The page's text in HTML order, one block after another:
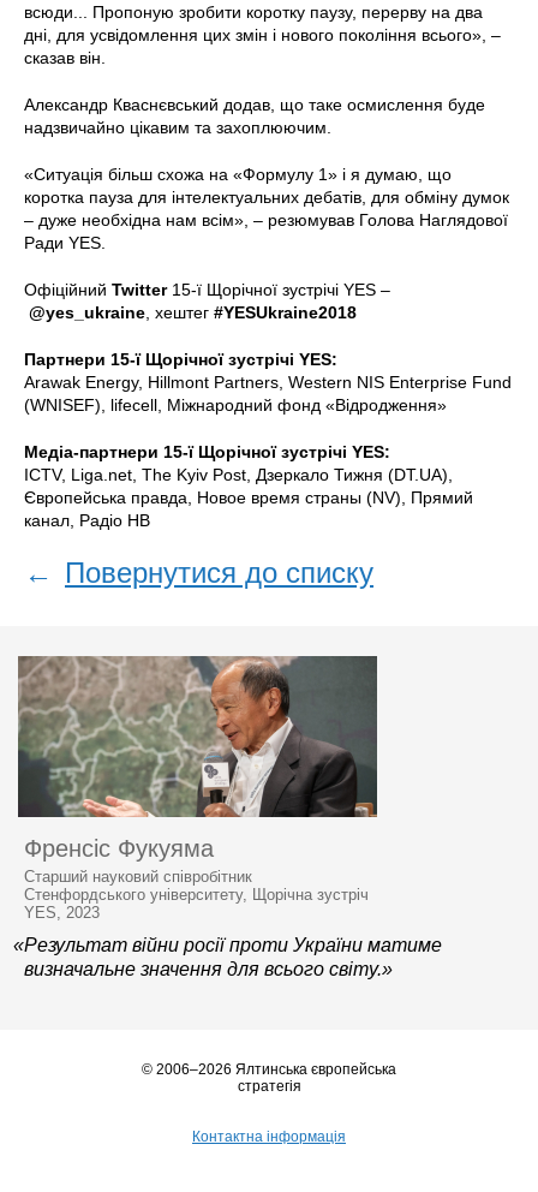
всюди... Пропоную зробити коротку паузу, перерву на два
дні, для усвідомлення цих змін і нового покоління всього», –
сказав він.
Александр Кваснєвський додав, що таке осмислення буде
надзвичайно цікавим та захоплюючим.
«Ситуація більш схожа на «Формулу 1» і я думаю, що
коротка пауза для інтелектуальних дебатів, для обміну думок
– дуже необхідна нам всім», – резюмував Голова Наглядової
Ради YES.
Офіційний Twitter 15-ї Щорічної зустрічі YES –
@yes_ukraine , хештег #YESUkraine2018
Партнери 15-ї Щорічної зустрічі YES:
Arawak Energy, Hillmont Partners, Western NIS Enterprise Fund
(WNISEF), lifecell, Міжнародний фонд «Відродження»
Медіа-партнери 15-ї Щорічної зустрічі YES:
ICTV, Liga.net, The Kyiv Post, Дзеркало Тижня (DT.UA),
Європейська правда, Новое время страны (NV), Прямий
канал, Радіо НВ
← Повернутися до списку
Френсіс Фукуяма
Старший науковий співробітник
Стенфордського університету, Щорічна зустріч
YES, 2023
«Результат війни росії проти України матиме
визначальне значення для всього світу.»
© 2006–2026 Ялтинська європейська
стратегія
Контактна інформація